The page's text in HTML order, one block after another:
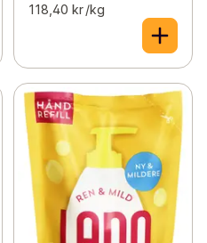
118,40 kr /kg